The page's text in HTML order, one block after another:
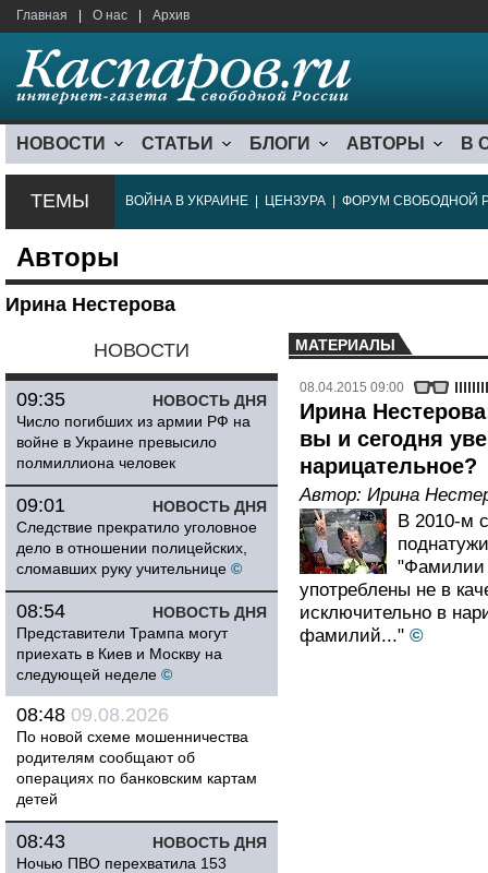
Главная О нас Архив
НОВОСТИ СТАТЬИ БЛОГИ АВТОРЫ В
ТЕМЫ ВОЙНА В УКРАИНЕ ЦЕНЗУРА ФОРУМ СВОБОДНОЙ
Авторы
Ирина Нестерова
НОВОСТИ
НОВОСТЬ ДНЯ
09:35
Число погибших из армии РФ на
войне в Украине превысило
полмиллиона человек
НОВОСТЬ ДНЯ
09:01
Следствие прекратило уголовное
дело в отношении полицейских,
сломавших руку учительнице ©
НОВОСТЬ ДНЯ
08:54
Представители Трампа могут
приехать в Киев и Москву на
следующей неделе ©
08:48 09.08.2026
По новой схеме мошенничества
родителям сообщают об
операциях по банковским картам
детей
НОВОСТЬ ДНЯ
08:43
Ночью ПВО перехватила 153
МАТЕРИАЛЫ
08.04.2015 09:00
Ирина
вы и сегодня
нарицательное?
Автор: Ирина
В 2010-м
"Фамилии
употреблены не в
исключительно в
фамилий..." ©